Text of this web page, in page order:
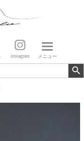
instagram メニュー